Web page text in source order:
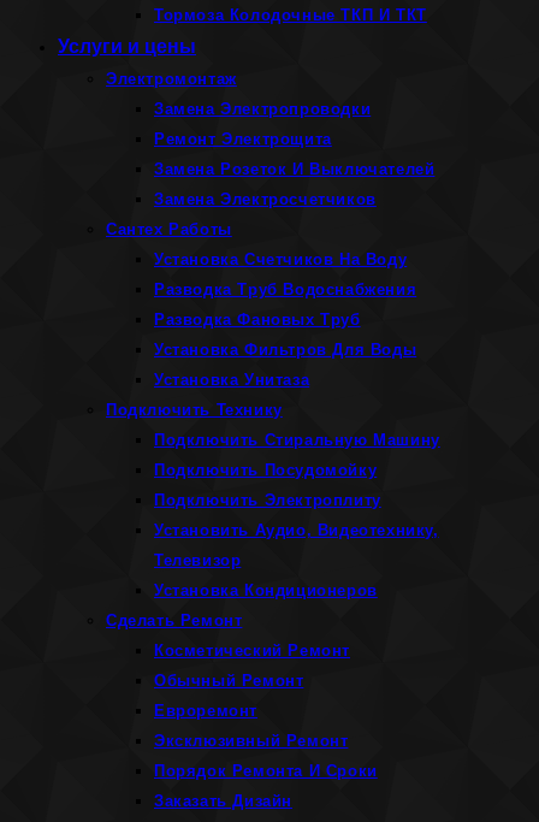
Тормоза Колодочные ТКП И ТКТ
Услуги и цены
Электромонтаж
Замена Электропроводки
Ремонт Электрощита
Замена Розеток И Выключателей
Замена Электросчетчиков
Сантех Работы
Установка Счетчиков На Воду
Разводка Труб Водоснабжения
Разводка Фановых Труб
Установка Фильтров Для Воды
Установка Унитаза
Подключить Технику
Подключить Стиральную Машину
Подключить Посудомойку
Подключить Электроплиту
Установить Аудио, Видеотехнику,
Телевизор
Установка Кондиционеров
Сделать Ремонт
Косметический Ремонт
Обычный Ремонт
Евроремонт
Эксклюзивный Ремонт
Порядок Ремонта И Сроки
Заказать Дизайн